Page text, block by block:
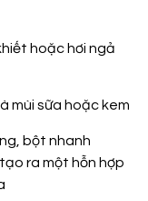
hoặc hơi ngả
mùi sữa hoặc kem
bột nhanh
ra một hỗn hợp